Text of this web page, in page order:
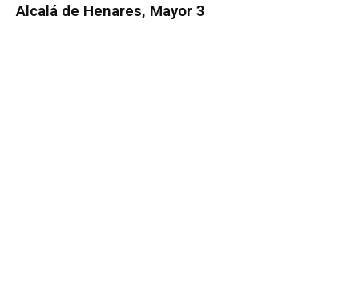
Alcalá de Henares, Mayor 3